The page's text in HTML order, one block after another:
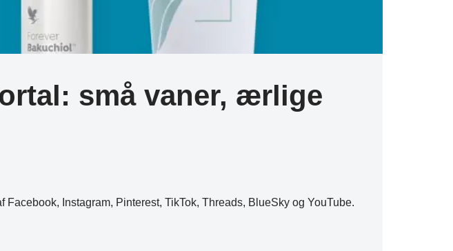
små vaner, ærlige
Instagram, Pinterest, TikTok, Threads, BlueSky og YouTube.